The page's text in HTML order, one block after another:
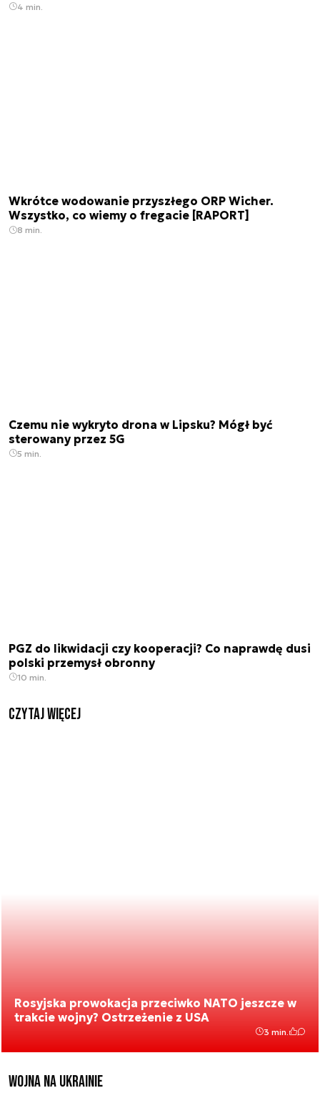
4 min.
Wkrótce wodowanie przyszłego ORP Wicher.
Wszystko, co wiemy o fregacie [RAPORT]
8 min.
Czemu nie wykryto drona w Lipsku? Mógł być
sterowany przez 5G
5 min.
PGZ do likwidacji czy kooperacji? Co naprawdę dusi
polski przemysł obronny
10 min.
czytaj więcej
Rosyjska prowokacja przeciwko NATO jeszcze w
trakcie wojny? Ostrzeżenie z USA
3 min.
Wojna na Ukrainie